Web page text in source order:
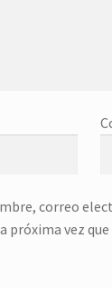
correo
próxima vez